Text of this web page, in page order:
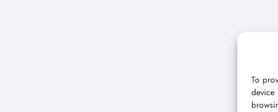
To
device